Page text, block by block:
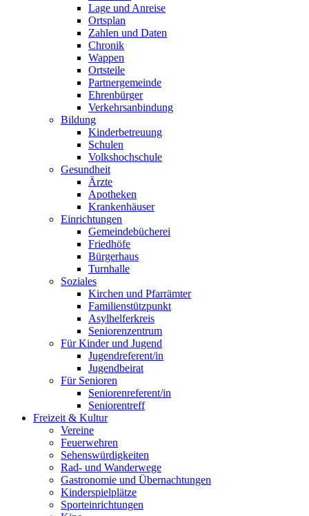
Lage und Anreise
Ortsplan
Zahlen und Daten
Chronik
Wappen
Ortsteile
Partnergemeinde
Ehrenbürger
Verkehrsanbindung
Bildung
Kinderbetreuung
Schulen
Volkshochschule
Gesundheit
Ärzte
Apotheken
Krankenhäuser
Einrichtungen
Gemeindebücherei
Friedhöfe
Bürgerhaus
Turnhalle
Soziales
Kirchen und Pfarrämter
Familienstützpunkt
Asylhelferkreis
Seniorenzentrum
Für Kinder und Jugend
Jugendreferent/in
Jugendbeirat
Für Senioren
Seniorenreferent/in
Seniorentreff
Freizeit & Kultur
Vereine
Feuerwehren
Sehenswürdigkeiten
Rad- und Wanderwege
Gastronomie und Übernachtungen
Kinderspielplätze
Sporteinrichtungen